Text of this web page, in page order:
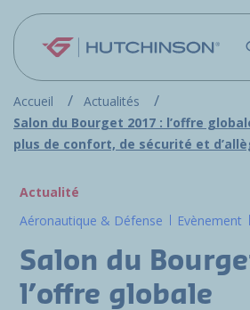
Aller au contenu principal
Accueil
Actualités
Salon du Bourget 2017 : l’offre
plus de confort, de sécurité et
Actualité
Aéronautique & Défense
Evènement
Salon du
l’offre globale